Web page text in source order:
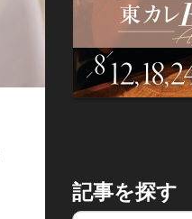
記事を探す